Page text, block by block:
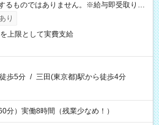
るものではありません。※給与即受取りサ
件有）
り
上限として実費支給
歩5分 / 三田(東京都)駅から徒歩4分
分）実働8時間（残業少なめ！）